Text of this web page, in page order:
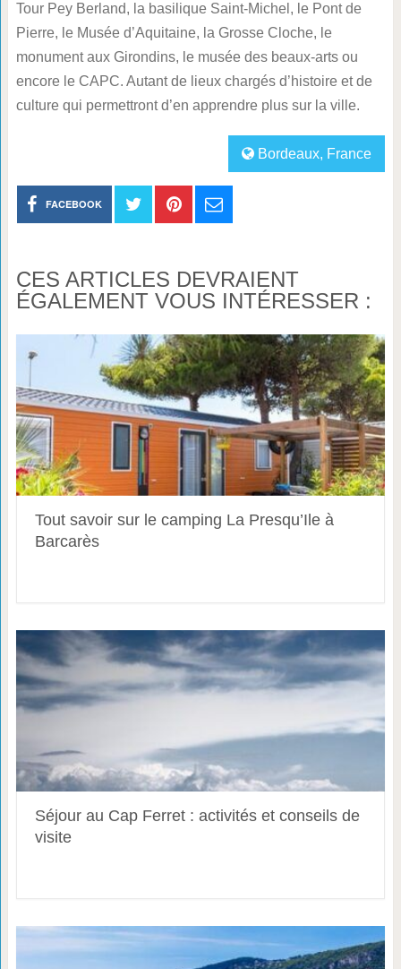
Tour Pey Berland, la basilique Saint-Michel, le Pont de
Pierre, le Musée d’Aquitaine, la Grosse Cloche, le
monument aux Girondins, le musée des beaux-arts ou
encore le CAPC. Autant de lieux chargés d’histoire et de
culture qui permettront d’en apprendre plus sur la ville.
Bordeaux, France
FACEBOOK
CES ARTICLES DEVRAIENT
ÉGALEMENT VOUS INTÉRESSER :
Tout savoir sur le camping La Presqu’Ile à
Barcarès
Séjour au Cap Ferret : activités et conseils de
visite